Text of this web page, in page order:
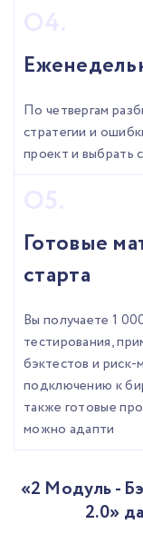
По четвергам
стратегии и
проект и выбрать
Готовые
старта
Вы получаете 1
тестирования,
бэктестов и
подключению к
также готовые
можно адапти
«2 Модуль -
2.0»